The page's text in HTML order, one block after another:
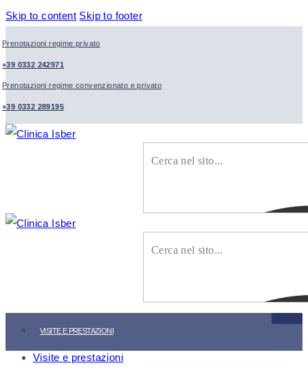
Skip to content Skip to footer
Prenotazioni regime privato
+39 0332 242971
Prenotazioni regime convenzionato e privato
+39 0332 289195
VISITE E PRESTAZIONI
Visite e prestazioni